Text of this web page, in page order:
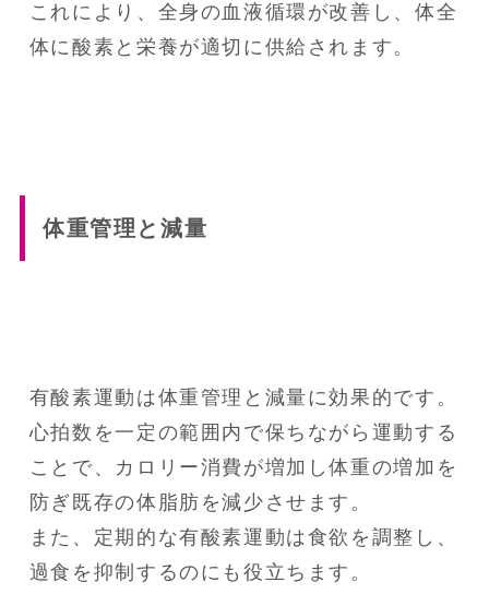
これにより、全身の血液循環が改善し、体全
体に酸素と栄養が適切に供給されます。
体重管理と減量
有酸素運動は体重管理と減量に効果的です。
心拍数を一定の範囲内で保ちながら運動する
ことで、カロリー消費が増加し体重の増加を
防ぎ既存の体脂肪を減少させます。
また、定期的な有酸素運動は食欲を調整し、
過食を抑制するのにも役立ちます。